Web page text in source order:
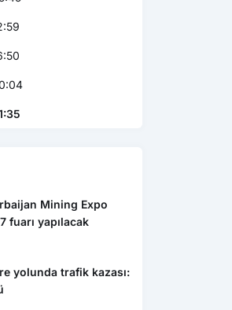
Mining Expo
fuarı yapılacak
yolunda trafik kazası: